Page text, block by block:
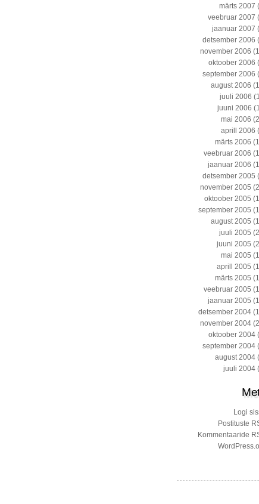
märts 2007
veebruar 2007
jaanuar 2007
detsember 2006
november 2006
oktoober 2006
september 2006
august 2006
juuli 2006
juuni 2006
mai 2006
aprill 2006
märts 2006
veebruar 2006
jaanuar 2006
detsember 2005
november 2005
oktoober 2005
september 2005
august 2005
juuli 2005
juuni 2005
mai 2005
aprill 2005
märts 2005
veebruar 2005
jaanuar 2005
detsember 2004
november 2004
oktoober 2004
september 2004
august 2004
juuli 2004
Logi
Postituste
Kommentaaride